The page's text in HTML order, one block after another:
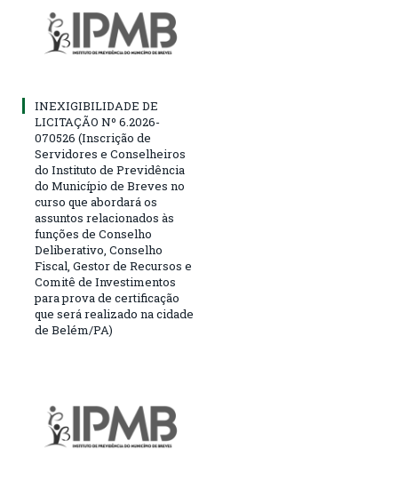
INEXIGIBILIDADE DE
LICITAÇÃO Nº 6.2026-
070526 (Inscrição de
Servidores e Conselheiros
do Instituto de Previdência
do Município de Breves no
curso que abordará os
assuntos relacionados às
funções de Conselho
Deliberativo, Conselho
Fiscal, Gestor de Recursos e
Comitê de Investimentos
para prova de certificação
que será realizado na cidade
de Belém/PA)